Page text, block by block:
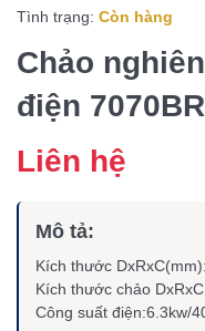
Tình trạng: Còn hàng
Chảo
điện
Liên hệ
Mô tả:
Kích thước
Kích thước chảo
Công suất điện:6.3kw/